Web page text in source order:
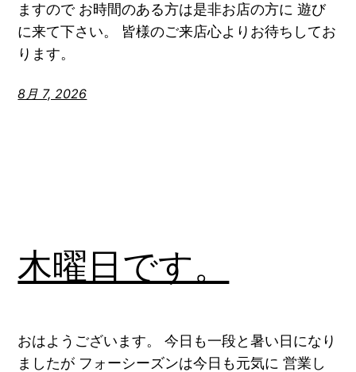
ますので お時間のある方は是非お店の方に 遊び
に来て下さい。 皆様のご来店心よりお待ちしてお
ります。
8月 7, 2026
木曜日です。
おはようございます。 今日も一段と暑い日になり
ましたが フォーシーズンは今日も元気に 営業し